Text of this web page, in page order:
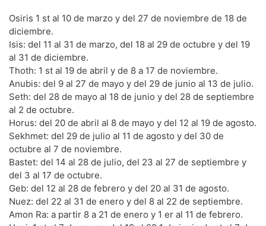
Osiris 1 st al 10 de marzo y del 27 de noviembre de 18 de
diciembre.
Isis: del 11 al 31 de marzo, del 18 al 29 de octubre y del 19
al 31 de diciembre.
Thoth: 1 st al 19 de abril y de 8 a 17 de noviembre.
Anubis: del 9 al 27 de mayo y del 29 de junio al 13 de julio.
Seth: del 28 de mayo al 18 de junio y del 28 de septiembre
al 2 de octubre.
Horus: del 20 de abril al 8 de mayo y del 12 al 19 de agosto.
Sekhmet: del 29 de julio al 11 de agosto y del 30 de
octubre al 7 de noviembre.
Bastet: del 14 al 28 de julio, del 23 al 27 de septiembre y
del 3 al 17 de octubre.
Geb: del 12 al 28 de febrero y del 20 al 31 de agosto.
Nuez: del 22 al 31 de enero y del 8 al 22 de septiembre.
Amon Ra: a partir 8 a 21 de enero y 1 er al 11 de febrero.